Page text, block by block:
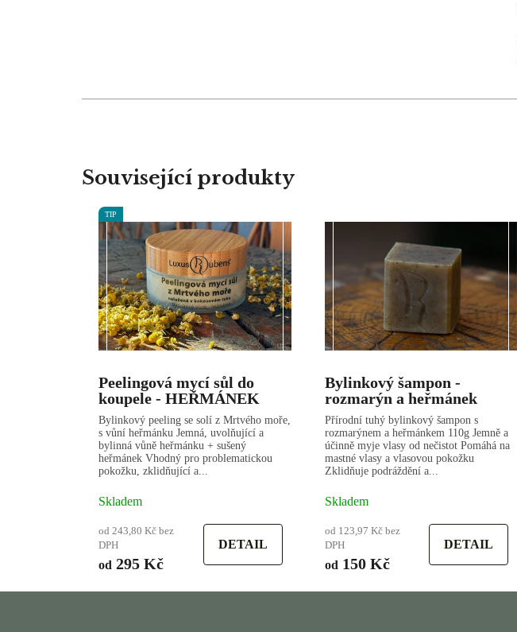
Související produkty
TIP
Peelingová mycí sůl do
koupele - HEŘMÁNEK
Bylinkový peeling se solí z Mrtvého moře,
s vůní heřmánku Jemná, uvolňující a
bylinná vůně heřmánku + sušený
heřmánek Vhodný pro problematickou
pokožku, zklidňující a...
Skladem
od 243,80 Kč bez
DPH
od 295 Kč
DETAIL
Bylinkový šampon -
rozmarýn a heřmánek
Přírodní tuhý bylinkový šampon s
rozmarýnem a heřmánkem 110g Jemně a
účinně myje vlasy od nečistot Pomáhá na
mastné vlasy a vlasovou pokožku
Zklidňuje podráždění a...
Skladem
od 123,97 Kč bez
DPH
od 150 Kč
DETAIL